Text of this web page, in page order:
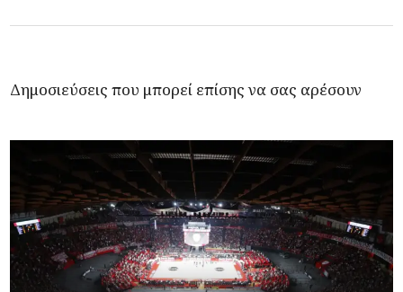
Δημοσιεύσεις που μπορεί επίσης να σας αρέσουν